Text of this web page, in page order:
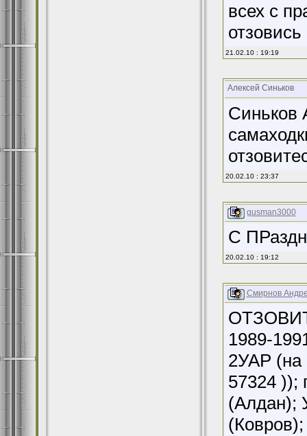
всех с
отзовись
21.02.10 : 19:19
Алексей Синьков
Синьков
20.02.10 : 23:37
gusman3000
С
20.02.10 : 19:12
Смирнов
1989-
2УАР (на
57324
(Алдан);